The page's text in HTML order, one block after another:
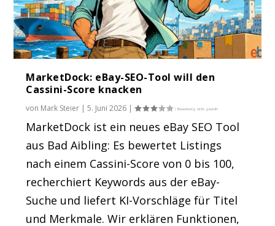
MarketDock: eBay-SEO-Tool will den
Cassini-Score knacken
von Mark Steier |5. Juni 2026 |
MarketDock ist ein neues eBay SEO Tool
aus Bad Aibling: Es bewertet Listings
nach einem Cassini-Score von 0 bis 100,
recherchiert Keywords aus der eBay-
Suche und liefert KI-Vorschläge für Titel
und Merkmale. Wir erklären Funktionen,